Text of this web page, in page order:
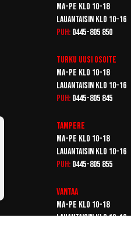
Ma-pe klo 10-18
Lauantaisin klo 10-16
Puh: 0445-805 850
Turku Uusi osoite
Ma-pe klo 10-18
Lauantaisin klo 10-16
Puh: 0445-805 845
Tampere
Ma-pe klo 10-18
Lauantaisin klo 10-16
Puh: 0445-805 855
Vantaa
Ma-pe klo 10-18
Lauantaisin klo 10-16